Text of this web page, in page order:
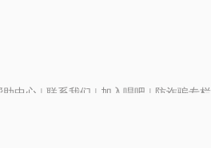
助中心 | 联系我们 | 加入唱吧 | 防诈骗专栏